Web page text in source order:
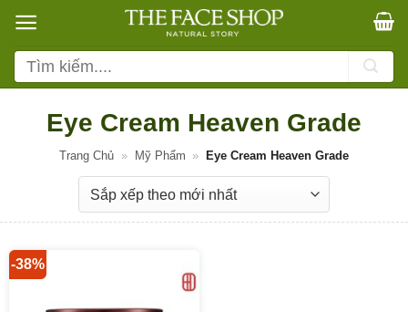
qua
nội
dung
Tìm
kiếm:
Eye Cream Heaven Grade
Trang Chủ » Mỹ Phẩm » Eye Cream Heaven Grade
-38%